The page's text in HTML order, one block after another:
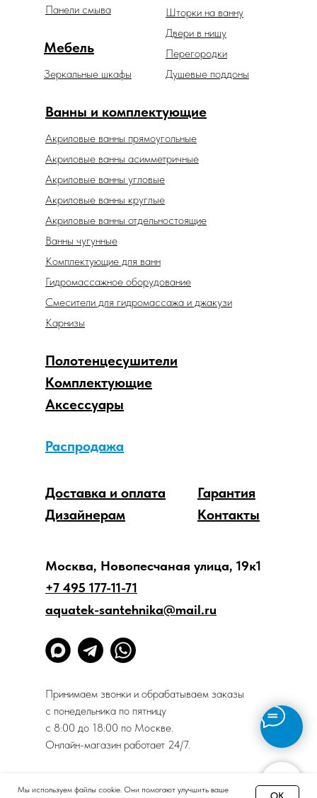
Мы используем файлы cookie. Они помогают улучшить ваше
OK
Ванны и комплектующие
Акриловые ванны прямоугольные
Зеркальные шкафы
Мебель
Шторки на ванну
Двери в нишу
Перегородки
Аксессуары
Распродажа
Комплектующие
Дизайнерам
Доставка и оплата
Гарантия
Контакты
Душевые поддоны
Акриловые ванны отдельностоящие
Акриловые ванны асимметричные
Акриловые ванны угловые
Акриловые ванны круглые
Ванны чугунные
Комплектующие для ванн
Гидромассажное оборудование
Смесители для гидромассажа и джакузи
Карнизы
Полотенцесушители
Политика конфиденциальности
Панели смыва
Москва, Новопесчаная улица, 19к1
+7 495 177-11-71
aquatek-santehnika@mail.ru
Принимаем звонки и обрабатываем заказы
с понедельника по пятницу
с 8:00 до 18:00 по Москве.
Онлайн-магазин работает 24/7.